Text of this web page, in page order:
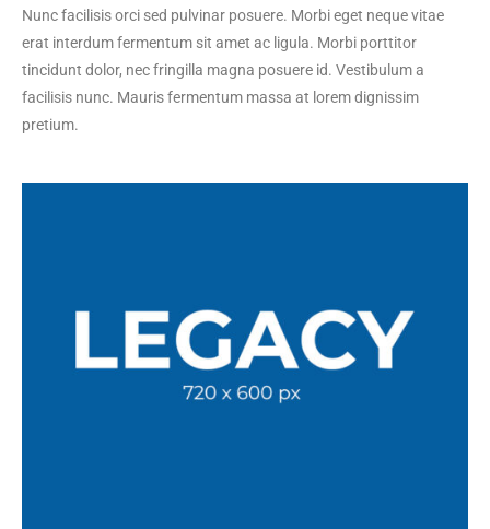
Nunc facilisis orci sed pulvinar posuere. Morbi eget neque vitae
erat interdum fermentum sit amet ac ligula. Morbi porttitor
tincidunt dolor, nec fringilla magna posuere id. Vestibulum a
facilisis nunc. Mauris fermentum massa at lorem dignissim
pretium.